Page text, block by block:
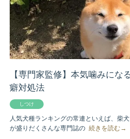
【専門家監修】本気噛みにな
癖対処法
しつけ
人気犬種ランキングの常連といえば、柴
が盛りだくさんな専門誌の 続きを読む→